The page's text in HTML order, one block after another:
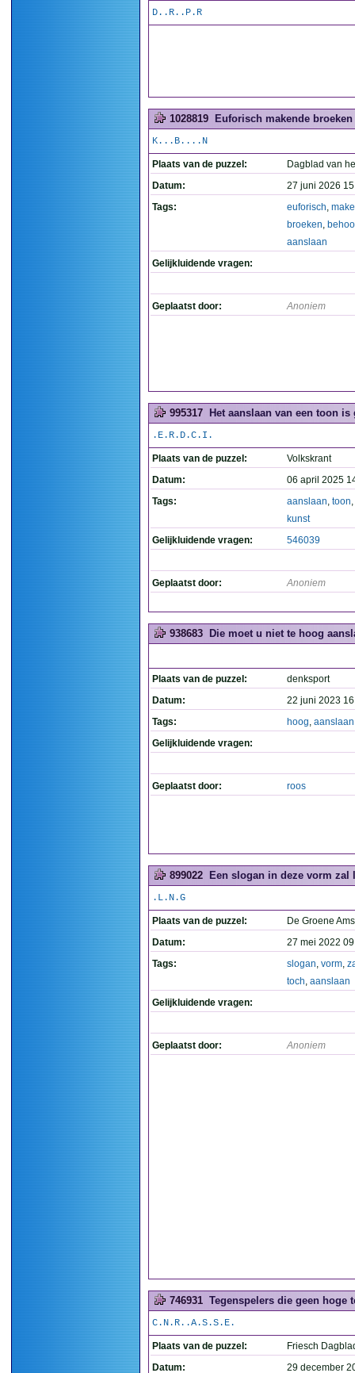
D..R..P.R
1028819 Euforisch makende
K...B....N
Plaats van de puzzel:
Dagblad van
Datum:
27 juni 2026
Tags:
euforisch,
broeken,
aanslaan
Gelijkluidende vragen:
Geplaatst door: Anoniem
995317 Het aanslaan van een toon is
.E.R.D.C.I.
Plaats van de puzzel:
Volkskrant
Datum:
06 april 2025
Tags:
aanslaan, toon,
kunst
Gelijkluidende vragen:
546039
Geplaatst door: Anoniem
938683 Die moet u niet te hoog
Plaats van de puzzel:
denksport
Datum:
22 juni 2023
Tags:
hoog, aanslaan
Gelijkluidende vragen:
Geplaatst door: roos
899022 Een slogan in deze vorm zal
.L.N.G
Plaats van de puzzel:
De Groene
Datum:
27 mei 2022
Tags:
slogan, vorm,
toch, aanslaan
Gelijkluidende vragen:
Geplaatst door: Anoniem
746931 Tegenspelers die geen hoge
C.N.R..A.S.S.E.
Plaats van de puzzel:
Friesch
Datum:
29 december